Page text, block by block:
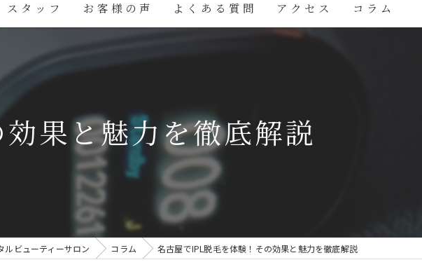
スタッフ お客様の声 よくある質問 アクセス コラム
果と魅力を徹底解説
ルビューティーサロン コラム 名古屋でIPL脱毛を体験！その効果と魅力を徹底解説